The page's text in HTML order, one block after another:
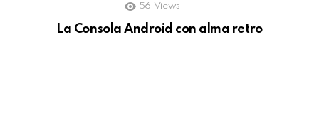
56 Views
La Consola Android con alma retro